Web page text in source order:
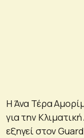
Η Άνα Τέρα
για την
εξηγεί στον